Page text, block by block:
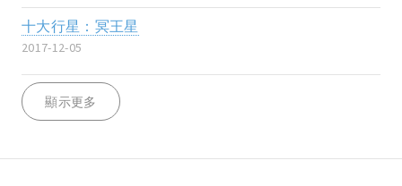
十大行星：冥王星
2017-12-05
顯示更多